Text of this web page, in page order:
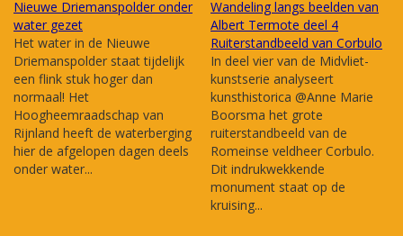
Nieuwe Driemanspolder onder
water gezet
Het water in de Nieuwe
Driemanspolder staat tijdelijk
een flink stuk hoger dan
normaal! Het
Hoogheemraadschap van
Rijnland heeft de waterberging
hier de afgelopen dagen deels
onder water...
Wandeling langs beelden van
Albert Termote deel 4
Ruiterstandbeeld van Corbulo
In deel vier van de Midvliet-
kunstserie analyseert
kunsthistorica @Anne Marie
Boorsma het grote
ruiterstandbeeld van de
Romeinse veldheer Corbulo.
Dit indrukwekkende
monument staat op de
kruising...